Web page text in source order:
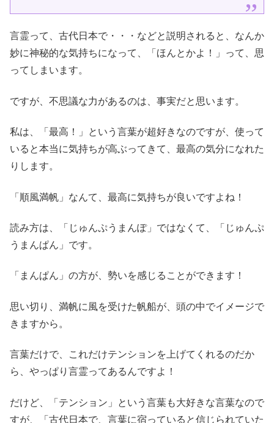
言霊って、古代日本で・・・などと説明されると、なんか
妙に神秘的な気持ちになって、「ほんとかよ！」って、思
ってしまいます。
ですが、不思議な力があるのは、事実だと思います。
私は、「最高！」という言葉が超好きなのですが、使って
いると本当に気持ちが高ぶってきて、最高の気分になれた
りします。
「順風満帆」なんて、最高に気持ちが良いですよね！
読み方は、「じゅんぷうまんぽ」ではなくて、「じゅんぷ
うまんぱん」です。
「まんぱん」の方が、勢いを感じることができます！
思い切り、満帆に風を受けた帆船が、頭の中でイメージで
きますから。
言葉だけで、これだけテンションを上げてくれるのだか
ら、やっぱり言霊ってあるんですよ！
だけど、「テンション」という言葉も大好きな言葉なので
すが、「古代日本で、言葉に宿っていると信じられていた